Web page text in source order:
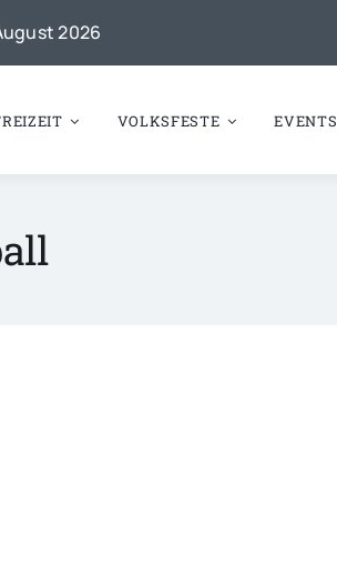
2026
VOLKSFESTE EVENTS